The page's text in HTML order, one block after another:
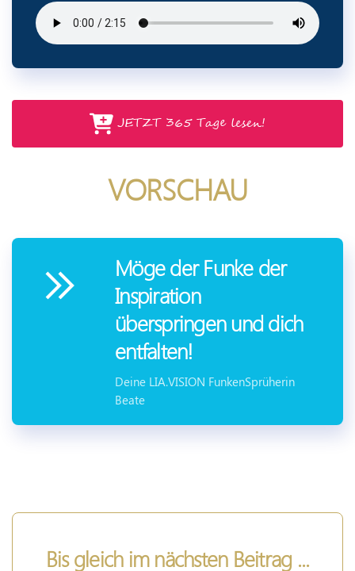
JETZT 365 Tage lesen!
VORSCHAU
Möge der Funke der
Inspiration
überspringen und dich
entfalten!
Deine LIA.VISION FunkenSprüherin
Beate
Bis gleich im nächsten Beitrag ...